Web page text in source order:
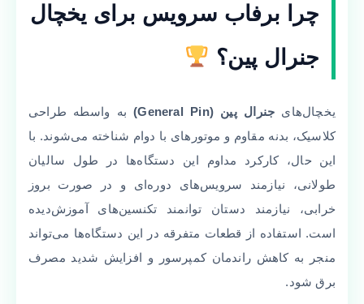
چرا برفاب سرویس برای یخچال
جنرال پین؟
یخچال‌های جنرال پین (General Pin)
به واسطه طراحی
کلاسیک، بدنه مقاوم و موتورهای با دوام شناخته می‌شوند. با
این حال، کارکرد مداوم این دستگاه‌ها در طول سالیان
طولانی، نیازمند سرویس‌های دوره‌ای و در صورت بروز
خرابی، نیازمند دستان توانمند تکنسین‌های آموزش‌دیده
است. استفاده از قطعات متفرقه در این دستگاه‌ها می‌تواند
منجر به کاهش راندمان کمپرسور و افزایش شدید مصرف
برق شود.